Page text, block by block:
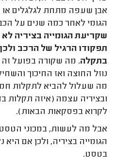
אבן שעפה מתחת לגלגלים
הגומי לאחר כמה שנים על
שקריעת הגומייה בציריה
תפקודו הרגיל של הרכב
בתקלה. מה שקורה בפועל זה
נוזל החוצה ואז החיכוך
מה שעלול להביא לתקלות
ובציריה עצמה (איזה תקלות
לקרוא בפסקאות הבאות).
אבל מה לעשות, במכוני הטסט
הגומייה בציריה, ולכן אם
בטסט.